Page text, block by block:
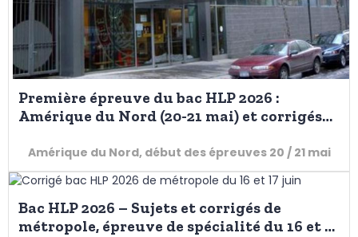
Première épreuve du bac HLP 2026 :
Amérique du Nord (20-21 mai) et corrigés
Amérique du Nord, début des épreuves 20 / 21 mai
Bac HLP 2026 – Sujets et corrigés de
métropole, épreuve de spécialité du 16 et 17